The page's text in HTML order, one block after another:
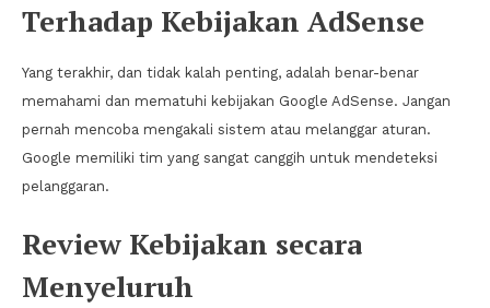
Terhadap Kebijakan AdSense
Yang terakhir, dan tidak kalah penting, adalah benar-benar
memahami dan mematuhi kebijakan Google AdSense. Jangan
pernah mencoba mengakali sistem atau melanggar aturan.
Google memiliki tim yang sangat canggih untuk mendeteksi
pelanggaran.
Review Kebijakan secara
Menyeluruh